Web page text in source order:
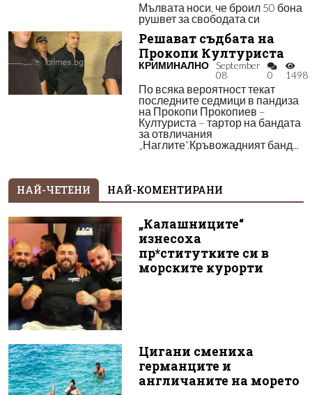
Мълвата носи, че броил 50 бона
рушвет за свободата си
Решават съдбата на
Прокопи Културиста
КРИМИНАЛНО
September
08
0 1498
По всяка вероятност текат
последните седмици в пандиза
на Прокопи Прокопиев –
Културиста – тартор на бандата
за отвличания
„Наглите“.Кръвожадният банд...
НАЙ-ЧЕТЕНИ НАЙ-КОМЕНТИРАНИ
„Калашниците“
изнесоха
пр*ститутките си в
морските курорти
Цигани смениха
германците и
англичаните на морето